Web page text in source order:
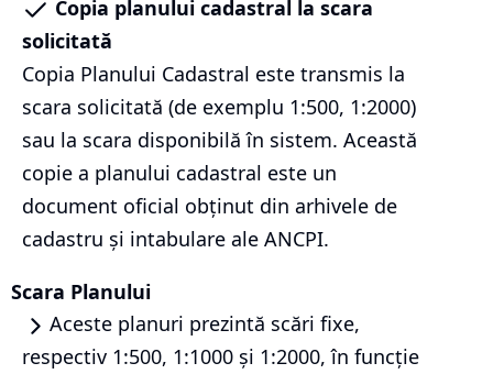
Copia planului cadastral la scara
solicitată
Copia Planului Cadastral este transmis la
scara solicitată (de exemplu 1:500, 1:2000)
sau la scara disponibilă în sistem. Această
copie a planului cadastral este un
document oficial obținut din arhivele de
cadastru și intabulare ale ANCPI.
Scara Planului
Aceste planuri prezintă scări fixe,
respectiv 1:500, 1:1000 și 1:2000, în funcție